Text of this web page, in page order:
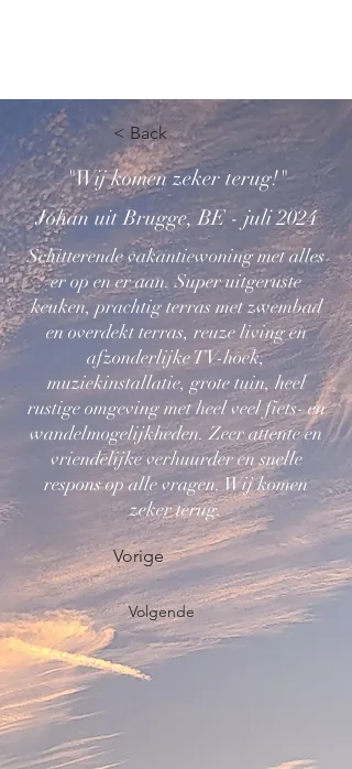
< Back
"Wij komen zeker terug!"
Johan uit Brugge, BE - juli 2024
Schitterende vakantiewoning met alles
er op en er aan. Super uitgeruste
keuken, prachtig terras met zwembad
en overdekt terras, reuze living en
afzonderlijke TV-hoek,
muziekinstallatie, grote tuin, heel
rustige omgeving met heel veel fiets- en
wandelmogelijkheden. Zeer attente en
vriendelijke verhuurder en snelle
respons op alle vragen. Wij komen
zeker terug.
Vorige
Volgende